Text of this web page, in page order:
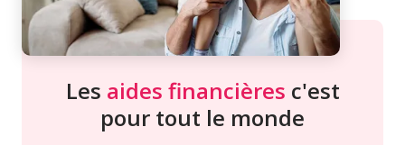
Les aides financières c'est
pour tout le monde